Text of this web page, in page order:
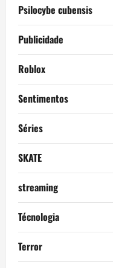
Psilocybe cubensis
Publicidade
Roblox
Sentimentos
Séries
SKATE
streaming
Técnologia
Terror